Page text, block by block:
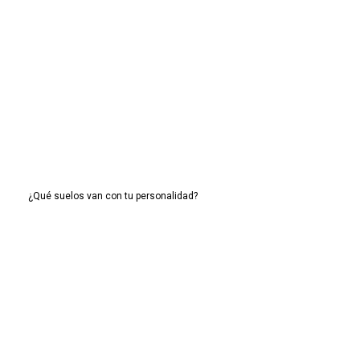
¿Qué suelos van con tu personalidad?